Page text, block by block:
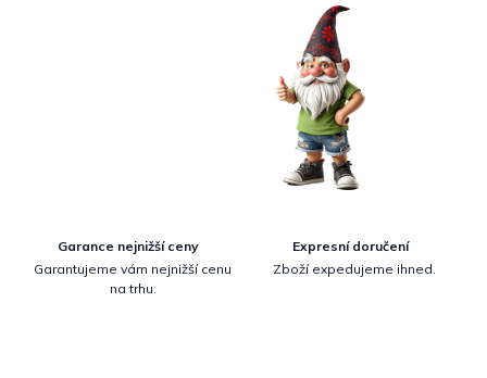
Garance nejnižší ceny
Garantujeme vám nejnižší cenu
na trhu.
Expresní doručení
Zboží expedujeme ihned.